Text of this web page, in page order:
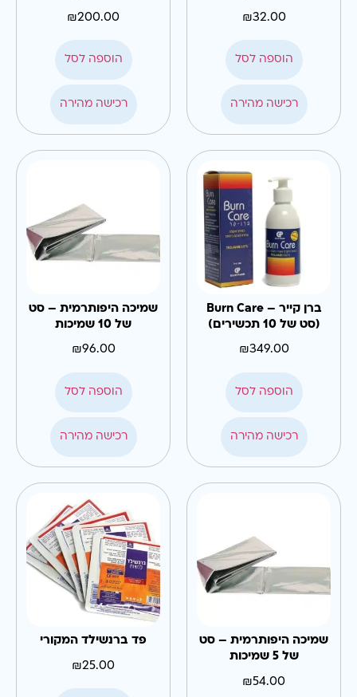
₪32.00
הוספה לסל
רכישה מהירה
₪200.00
הוספה לסל
רכישה מהירה
ברן קייר – Burn Care
(סט של 10 תכשירים)
₪349.00
הוספה לסל
רכישה מהירה
שמיכה היפותרמית – סט
של 10 שמיכות
₪96.00
הוספה לסל
רכישה מהירה
שמיכה היפותרמית – סט
של 5 שמיכות
₪54.00
פד ברנשילד המקורי
₪25.00